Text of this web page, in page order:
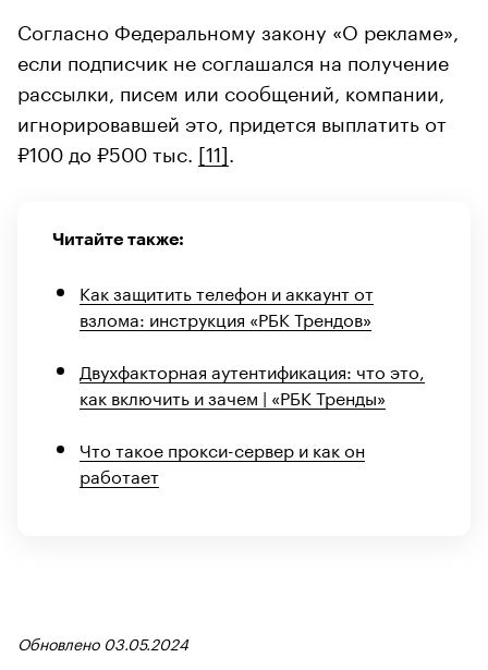
Согласно Федеральному закону «О рекламе»,
если подписчик не соглашался на получение
рассылки, писем или сообщений, компании,
игнорировавшей это, придется выплатить от
₽100 до ₽500 тыс. [11]
Читайте также:
Как защитить телефон и аккаунт от
взлома: инструкция «РБК Трендов»
Двухфакторная аутентификация: что это,
как включить и зачем | «РБК Тренды»
Что такое прокси-сервер и как он
работает
Обновлено 03.05.2024